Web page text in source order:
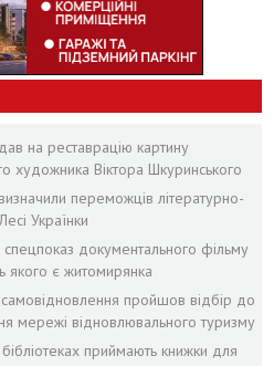
на реставрацію картину
художника Віктора Шкуринського
переможців літературно-
Українки
документального фільму
якого є житомирянка
пройшов відбір до
мережі відновлювального туризму
приймають книжки для